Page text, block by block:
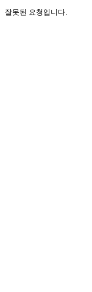
잘못된 요청입니다.